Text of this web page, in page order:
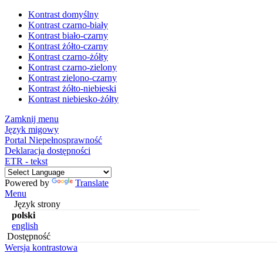
Kontrast domyślny
Kontrast czarno-biały
Kontrast biało-czarny
Kontrast żółto-czarny
Kontrast czarno-żółty
Kontrast czarno-zielony
Kontrast zielono-czarny
Kontrast żółto-niebieski
Kontrast niebiesko-żółty
Zamknij menu
Język migowy
Portal Niepełnosprawność
Deklaracja dostępności
ETR - tekst
Powered by
Translate
Menu
Język strony
polski
english
Dostępność
Wersja kontrastowa